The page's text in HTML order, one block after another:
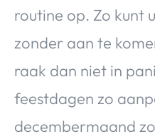
routine op. Zo kunt
zonder aan te
raak dan niet in
feestdagen zo
decembermaand